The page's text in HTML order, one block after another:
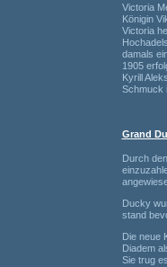
Victoria
Königin
Victoria
damals
1905
Kyrill
Schmuck
Grand
Durch
Ducky
stand
Die neue
Diadem
Sie trug